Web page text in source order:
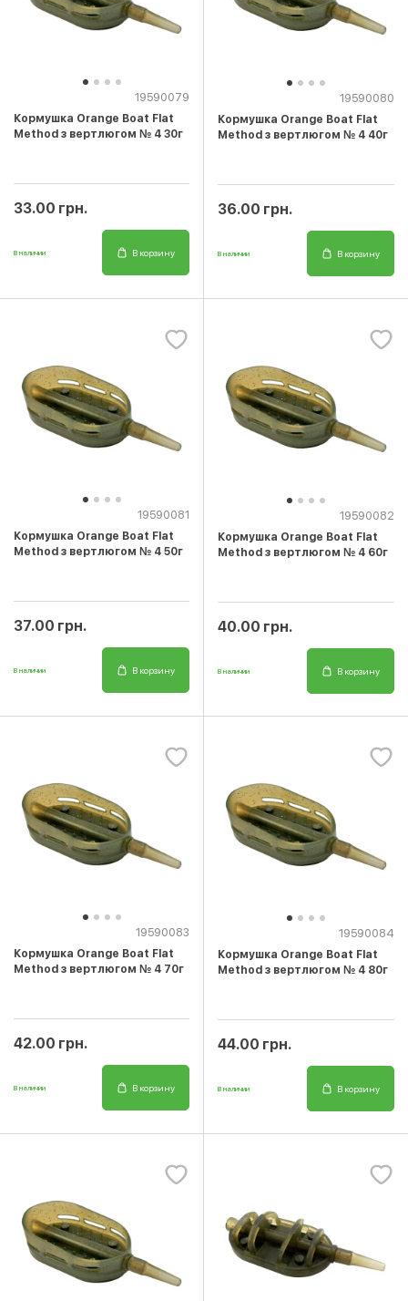
19590079
Кормушка Orange Boat Flat
Method з вертлюгом № 4 30г
33.00 грн.
В наличии В корзину
19590080
Кормушка Orange Boat Flat
Method з вертлюгом № 4 40г
36.00 грн.
В наличии В корзину
19590081
Кормушка Orange Boat Flat
Method з вертлюгом № 4 50г
37.00 грн.
В наличии В корзину
19590082
Кормушка Orange Boat Flat
Method з вертлюгом № 4 60г
40.00 грн.
В наличии В корзину
19590083
Кормушка Orange Boat Flat
Method з вертлюгом № 4 70г
42.00 грн.
В наличии В корзину
19590084
Кормушка Orange Boat Flat
Method з вертлюгом № 4 80г
44.00 грн.
В наличии В корзину